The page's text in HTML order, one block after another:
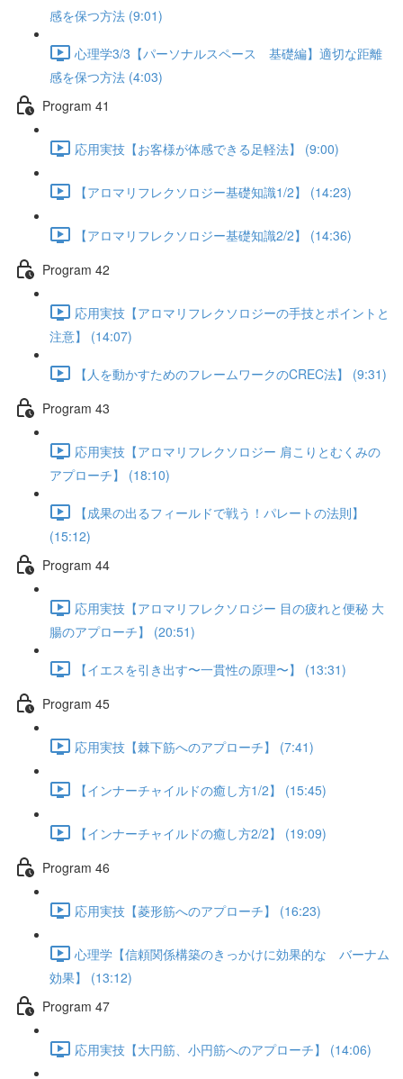
感を保つ方法 (9:01)
心理学3/3【パーソナルスペース 基礎編】適切な距離
感を保つ方法 (4:03)
Program 41
応用実技【お客様が体感できる足軽法】 (9:00)
【アロマリフレクソロジー基礎知識1/2】 (14:23)
【アロマリフレクソロジー基礎知識2/2】 (14:36)
Program 42
応用実技【アロマリフレクソロジーの手技とポイントと
注意】 (14:07)
【人を動かすためのフレームワークのCREC法】 (9:31)
Program 43
応用実技【アロマリフレクソロジー 肩こりとむくみの
アプローチ】 (18:10)
【成果の出るフィールドで戦う！パレートの法則】
(15:12)
Program 44
応用実技【アロマリフレクソロジー 目の疲れと便秘 大
腸のアプローチ】 (20:51)
【イエスを引き出す〜一貫性の原理〜】 (13:31)
Program 45
応用実技【棘下筋へのアプローチ】 (7:41)
【インナーチャイルドの癒し方1/2】 (15:45)
【インナーチャイルドの癒し方2/2】 (19:09)
Program 46
応用実技【菱形筋へのアプローチ】 (16:23)
心理学【信頼関係構築のきっかけに効果的な バーナム
効果】 (13:12)
Program 47
応用実技【大円筋、小円筋へのアプローチ】 (14:06)